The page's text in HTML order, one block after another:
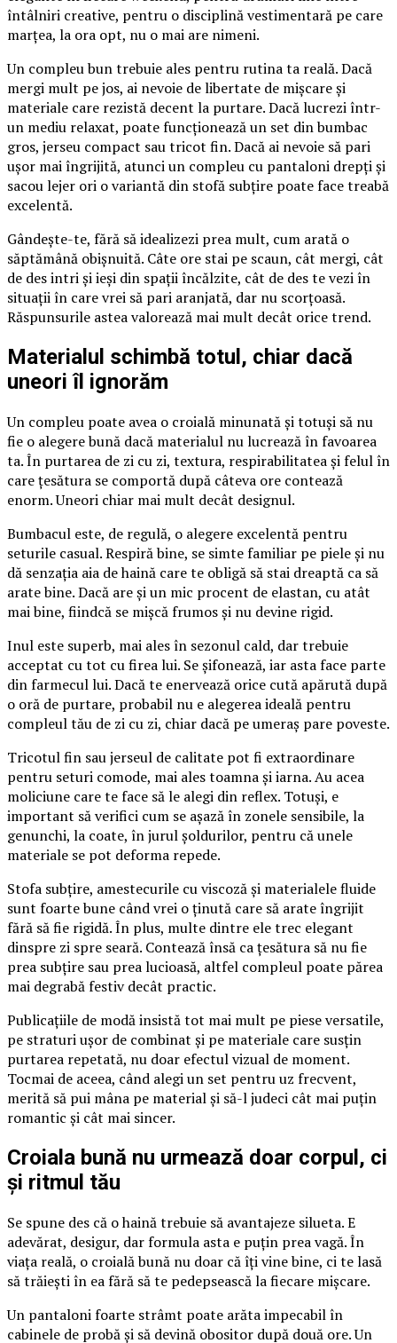
întâlniri creative, pentru o disciplină vestimentară pe care
marțea, la ora opt, nu o mai are nimeni.
Un compleu bun trebuie ales pentru rutina ta reală. Dacă
mergi mult pe jos, ai nevoie de libertate de mișcare și
materiale care rezistă decent la purtare. Dacă lucrezi într-
un mediu relaxat, poate funcționează un set din bumbac
gros, jerseu compact sau tricot fin. Dacă ai nevoie să pari
ușor mai îngrijită, atunci un compleu cu pantaloni drepți și
sacou lejer ori o variantă din stofă subțire poate face treabă
excelentă.
Gândește-te, fără să idealizezi prea mult, cum arată o
săptămână obișnuită. Câte ore stai pe scaun, cât mergi, cât
de des intri și ieși din spații încălzite, cât de des te vezi în
situații în care vrei să pari aranjată, dar nu scorțoasă.
Răspunsurile astea valorează mai mult decât orice trend.
Materialul schimbă totul, chiar dacă
uneori îl ignorăm
Un compleu poate avea o croială minunată și totuși să nu
fie o alegere bună dacă materialul nu lucrează în favoarea
ta. În purtarea de zi cu zi, textura, respirabilitatea și felul în
care țesătura se comportă după câteva ore contează
enorm. Uneori chiar mai mult decât designul.
Bumbacul este, de regulă, o alegere excelentă pentru
seturile casual. Respiră bine, se simte familiar pe piele și nu
dă senzația aia de haină care te obligă să stai dreaptă ca să
arate bine. Dacă are și un mic procent de elastan, cu atât
mai bine, fiindcă se mișcă frumos și nu devine rigid.
Inul este superb, mai ales în sezonul cald, dar trebuie
acceptat cu tot cu firea lui. Se șifonează, iar asta face parte
din farmecul lui. Dacă te enervează orice cută apărută după
o oră de purtare, probabil nu e alegerea ideală pentru
compleul tău de zi cu zi, chiar dacă pe umeraș pare poveste.
Tricotul fin sau jerseul de calitate pot fi extraordinare
pentru seturi comode, mai ales toamna și iarna. Au acea
moliciune care te face să le alegi din reflex. Totuși, e
important să verifici cum se așază în zonele sensibile, la
genunchi, la coate, în jurul șoldurilor, pentru că unele
materiale se pot deforma repede.
Stofa subțire, amestecurile cu viscoză și materialele fluide
sunt foarte bune când vrei o ținută care să arate îngrijit
fără să fie rigidă. În plus, multe dintre ele trec elegant
dinspre zi spre seară. Contează însă ca țesătura să nu fie
prea subțire sau prea lucioasă, altfel compleul poate părea
mai degrabă festiv decât practic.
Publicațiile de modă insistă tot mai mult pe piese versatile,
pe straturi ușor de combinat și pe materiale care susțin
purtarea repetată, nu doar efectul vizual de moment.
Tocmai de aceea, când alegi un set pentru uz frecvent,
merită să pui mâna pe material și să-l judeci cât mai puțin
romantic și cât mai sincer.
Croiala bună nu urmează doar corpul, ci
și ritmul tău
Se spune des că o haină trebuie să avantajeze silueta. E
adevărat, desigur, dar formula asta e puțin prea vagă. În
viața reală, o croială bună nu doar că îți vine bine, ci te lasă
să trăiești în ea fără să te pedepsească la fiecare mișcare.
Un pantaloni foarte strâmt poate arăta impecabil în
cabinele de probă și să devină obositor după două ore. Un